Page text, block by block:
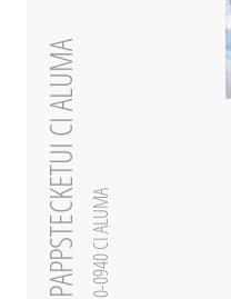
PAPPSTECKETUI CI ALUMA0-0940 CI ALUMA